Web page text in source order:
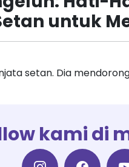
untuk
kami di